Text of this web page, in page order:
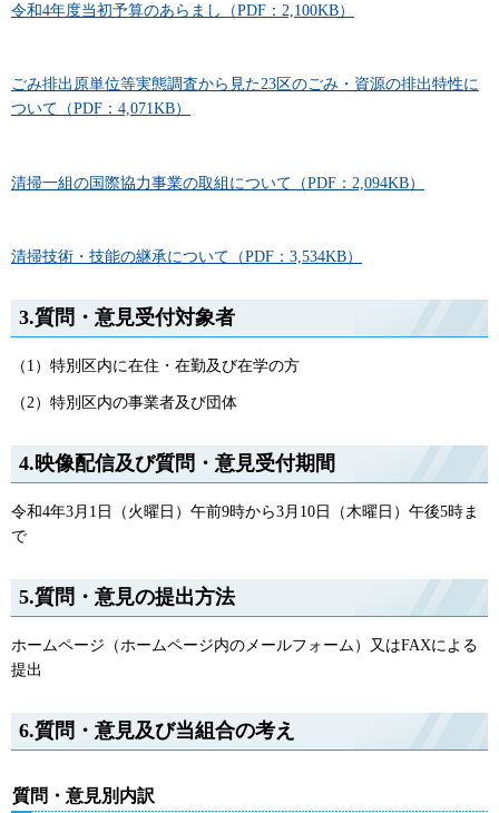
令和4年度当初予算のあらまし（PDF：2,100KB）
ごみ排出原単位等実態調査から見た23区のごみ・資源の排出特性に
ついて（PDF：4,071KB）
清掃一組の国際協力事業の取組について（PDF：2,094KB）
清掃技術・技能の継承について（PDF：3,534KB）
3.質問・意見受付対象者
（1）特別区内に在住・在勤及び在学の方
（2）特別区内の事業者及び団体
4.映像配信及び質問・意見受付期間
令和4年3月1日（火曜日）午前9時から3月10日（木曜日）午後5時ま
で
5.質問・意見の提出方法
ホームページ（ホームページ内のメールフォーム）又はFAXによる
提出
6.質問・意見及び当組合の考え
質問・意見別内訳